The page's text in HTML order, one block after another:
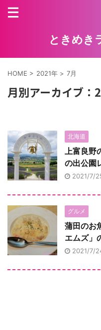
ときめき
HOME > 2021年 > 7月
月別アーカイブ：
北海道
上富良野
の出公園
2021/7/
グルメ
蒲田のお
エムズ」
2021/7/